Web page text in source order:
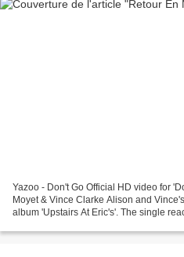
Yazoo - Don't Go Official HD video for
Moyet & Vince Clarke Alison and
album 'Upstairs At Eric's'. The single